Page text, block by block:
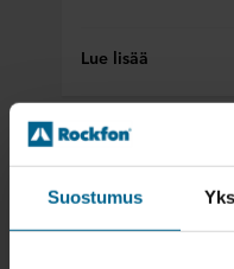
Suostumus
Lue lisää